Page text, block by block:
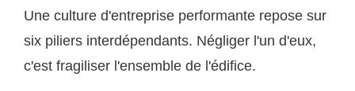
Une culture d'entreprise performante repose sur
six piliers interdépendants. Négliger l'un d'eux,
c'est fragiliser l'ensemble de l'édifice.